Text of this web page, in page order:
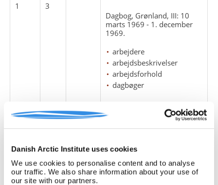
Danish Arctic Institute uses cookies
We use cookies to personalise content and to analyse
our traffic. We also share information about your use of
our site with our partners.
1
3
Dagbog, Grønland, III: 10
marts 1969 - 1. december
1969.
arbejdere
arbejdsbeskrivelser
arbejdsforhold
dagbøger
1
4
Dagbog, Grønland, IV, V og
VI: 26. juni 1972 - 3.
arbejdsbeskrivelser